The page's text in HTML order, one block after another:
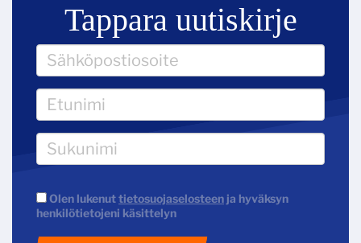
Tappara uutiskirje
Olen lukenuttietosuojaselosteen ja hyväksyn
henkilötietojeni käsittelyn